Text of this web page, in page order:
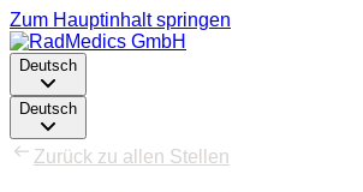
Zum Hauptinhalt springen
Deutsch
Deutsch
Zurück zu allen Stellen